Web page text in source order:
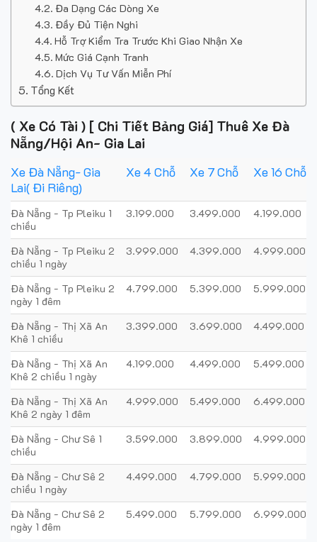
Đa Dạng Các Dòng Xe
Đầy Đủ Tiện Nghi
Hỗ Trợ Kiểm Tra Trước Khi Giao Nhận Xe
Mức Giá Cạnh Tranh
Dịch Vụ Tư Vấn Miễn Phí
Tổng Kết
( Xe Có Tài ) [ Chi Tiết Bảng Giá] Thuê Xe Đà
Nẵng/Hội An- Gia Lai
Xe Đà Nẵng- Gia
Lai( Đi Riêng)
Xe 4 Chỗ Xe 7 Chỗ Xe 16 Chỗ
Đà Nẵng - Tp Pleiku 1
chiều
3.199.000 3.499.000 4.199.000
Đà Nẵng - Tp Pleiku 2
chiều 1 ngày
3.999.000 4.399.000 4.999.000
Đà Nẵng - Tp Pleiku 2
ngày 1 đêm
4.799.000 5.399.000 5.999.000
Đà Nẵng - Thị Xã An
Khê 1 chiều
3.399.000 3.699.000 4.499.000
Đà Nẵng - Thị Xã An
Khê 2 chiều 1 ngày
4.199.000 4.499.000 5.499.000
Đà Nẵng - Thị Xã An
Khê 2 ngày 1 đêm
4.999.000 5.499.000 6.499.000
Đà Nẵng - Chư Sê 1
chiều
3.599.000 3.899.000 4.999.000
Đà Nẵng - Chư Sê 2
chiều 1 ngày
4.499.000 4.799.000 5.999.000
Đà Nẵng - Chư Sê 2
ngày 1 đêm
5.499.000 5.799.000 6.999.000